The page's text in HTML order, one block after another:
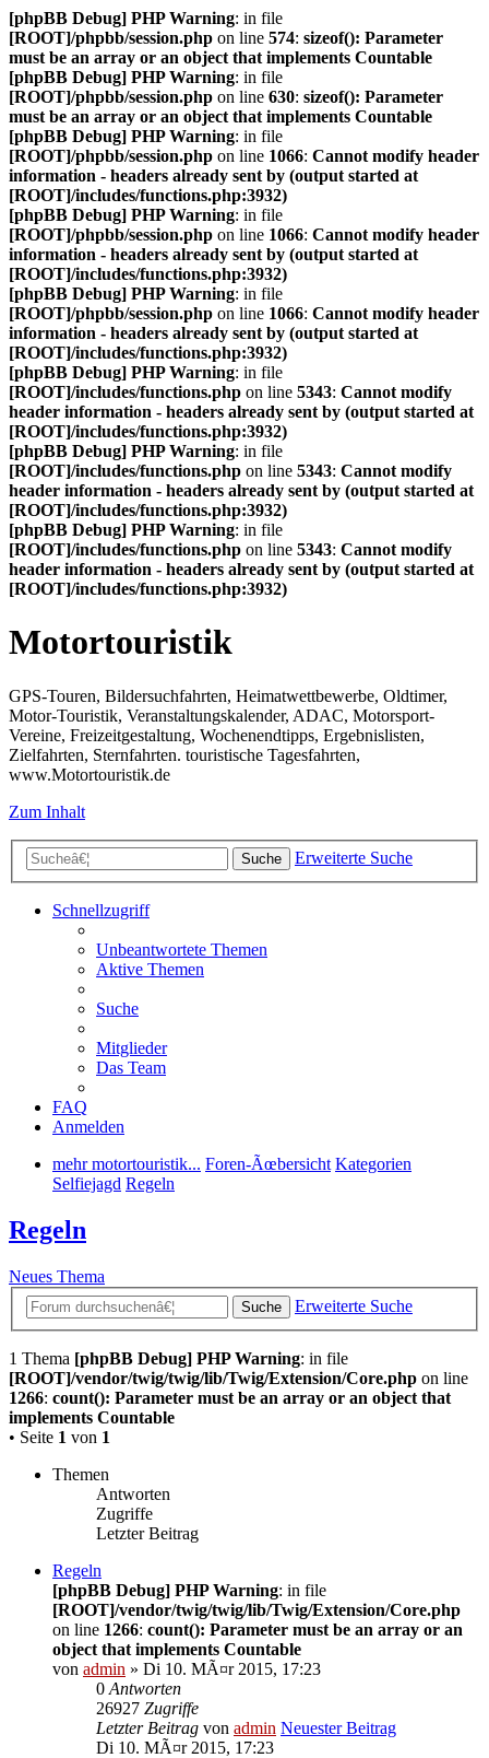
[phpBB Debug] PHP Warning: in file
[ROOT]/phpbb/session.php on line 574: sizeof(): Parameter
must be an array or an object that implements Countable
[phpBB Debug] PHP Warning: in file
[ROOT]/phpbb/session.php on line 630: sizeof(): Parameter
must be an array or an object that implements Countable
[phpBB Debug] PHP Warning: in file
[ROOT]/phpbb/session.php on line 1066: Cannot modify header
information - headers already sent by (output started at
[ROOT]/includes/functions.php:3932)
[phpBB Debug] PHP Warning: in file
[ROOT]/phpbb/session.php on line 1066: Cannot modify header
information - headers already sent by (output started at
[ROOT]/includes/functions.php:3932)
[phpBB Debug] PHP Warning: in file
[ROOT]/phpbb/session.php on line 1066: Cannot modify header
information - headers already sent by (output started at
[ROOT]/includes/functions.php:3932)
[phpBB Debug] PHP Warning: in file
[ROOT]/includes/functions.php on line 5343: Cannot modify
header information - headers already sent by (output started at
[ROOT]/includes/functions.php:3932)
[phpBB Debug] PHP Warning: in file
[ROOT]/includes/functions.php on line 5343: Cannot modify
header information - headers already sent by (output started at
[ROOT]/includes/functions.php:3932)
[phpBB Debug] PHP Warning: in file
[ROOT]/includes/functions.php on line 5343: Cannot modify
header information - headers already sent by (output started at
[ROOT]/includes/functions.php:3932)
Motortouristik
GPS-Touren, Bildersuchfahrten, Heimatwettbewerbe, Oldtimer,
Motor-Touristik, Veranstaltungskalender, ADAC, Motorsport-
Vereine, Freizeitgestaltung, Wochenendtipps, Ergebnislisten,
Zielfahrten, Sternfahrten. touristische Tagesfahrten,
www.Motortouristik.de
Zum Inhalt
Suche Erweiterte Suche
Schnellzugriff
Unbeantwortete Themen
Aktive Themen
Suche
Mitglieder
Das Team
FAQ
Anmelden
mehr motortouristik... Foren-Ãœbersicht Kategorien
Selfiejagd Regeln
Regeln
Neues Thema
Suche Erweiterte Suche
1 Thema [phpBB Debug] PHP Warning: in file
[ROOT]/vendor/twig/twig/lib/Twig/Extension/Core.php on line
1266: count(): Parameter must be an array or an object that
implements Countable
• Seite 1 von 1
Themen
Antworten
Zugriffe
Letzter Beitrag
Regeln
[phpBB Debug] PHP Warning: in file
[ROOT]/vendor/twig/twig/lib/Twig/Extension/Core.php
on line 1266: count(): Parameter must be an array or an
object that implements Countable
von admin » Di 10. MÃ¤r 2015, 17:23
0 Antworten
26927 Zugriffe
Letzter Beitrag von admin Neuester Beitrag
Di 10. MÃ¤r 2015, 17:23